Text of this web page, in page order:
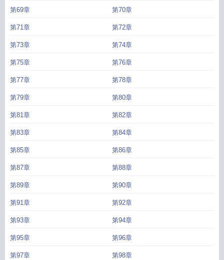
第69章 第70章
第71章 第72章
第73章 第74章
第75章 第76章
第77章 第78章
第79章 第80章
第81章 第82章
第83章 第84章
第85章 第86章
第87章 第88章
第89章 第90章
第91章 第92章
第93章 第94章
第95章 第96章
第97章 第98章